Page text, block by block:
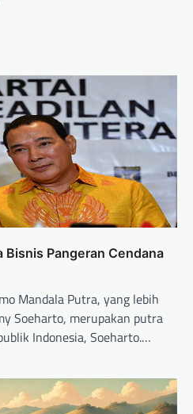
Bisnis Pangeran Cendana
Mandala Putra, yang lebih
Soeharto, merupakan putra
Indonesia, Soeharto.…